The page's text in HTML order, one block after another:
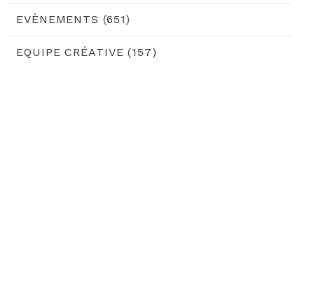
EVÈNEMENTS (651)
EQUIPE CRÉATIVE (157)